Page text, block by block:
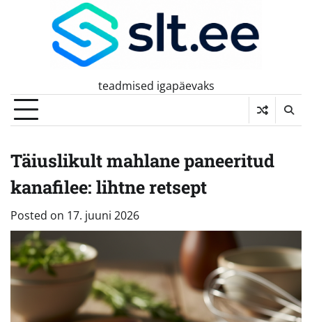
teadmised igapäevaks
Täiuslikult mahlane paneeritud
kanafilee: lihtne retsept
Posted on 17. juuni 2026